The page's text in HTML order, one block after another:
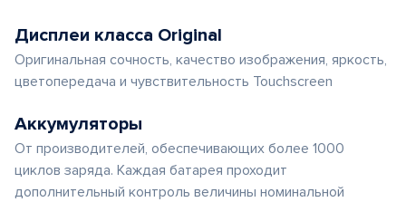
Дисплеи класса Original
Оригинальная сочность, качество изображения, яркость,
цветопередача и чувствительность Touchscreen
Аккумуляторы
От производителей, обеспечивающих более 1000
циклов заряда. Каждая батарея проходит
дополнительный контроль величины номинальной